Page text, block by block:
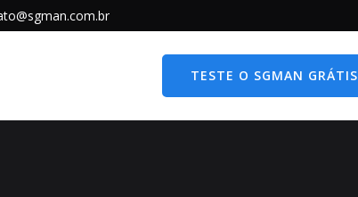
TESTE O SGMAN GRÁTIS